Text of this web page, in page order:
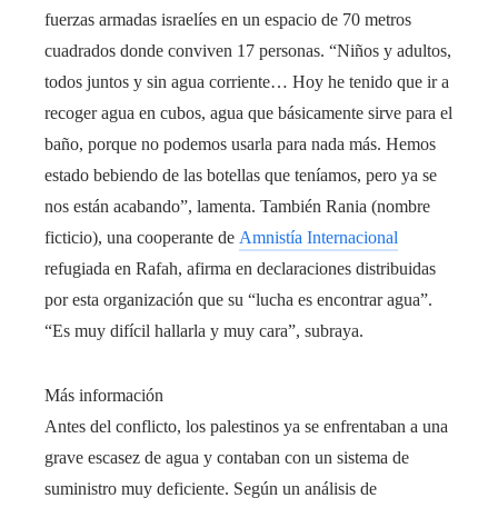
fuerzas armadas israelíes en un espacio de 70 metros
cuadrados donde conviven 17 personas. “Niños y adultos,
todos juntos y sin agua corriente… Hoy he tenido que ir a
recoger agua en cubos, agua que básicamente sirve para el
baño, porque no podemos usarla para nada más. Hemos
estado bebiendo de las botellas que teníamos, pero ya se
nos están acabando”, lamenta. También Rania (nombre
ficticio), una cooperante de Amnistía Internacional
refugiada en Rafah, afirma en declaraciones distribuidas
por esta organización que su “lucha es encontrar agua”.
“Es muy difícil hallarla y muy cara”, subraya.
Más información
Antes del conflicto, los palestinos ya se enfrentaban a una
grave escasez de agua y contaban con un sistema de
suministro muy deficiente. Según un análisis de